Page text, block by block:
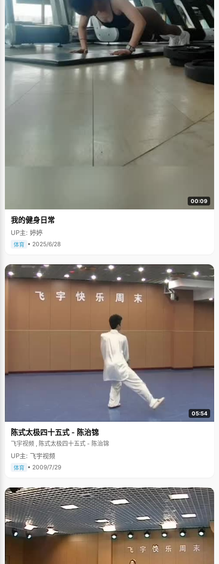
00:09
我的健身日常
UP主: 婷婷
体育 • 2025/6/28
05:54
陈式太极四十五式 - 陈治锦
飞宇视频 , 陈式太极四十五式 - 陈治锦
UP主: 飞宇视频
体育 • 2009/7/29